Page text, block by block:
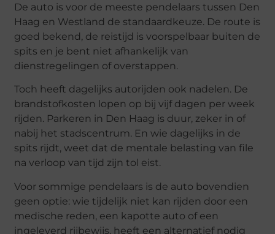
De auto is voor de meeste pendelaars tussen Den
Haag en Westland de standaardkeuze. De route is
goed bekend, de reistijd is voorspelbaar buiten de
spits en je bent niet afhankelijk van
dienstregelingen of overstappen.
Toch heeft dagelijks autorijden ook nadelen. De
brandstofkosten lopen op bij vijf dagen per week
rijden. Parkeren in Den Haag is duur, zeker in of
nabij het stadscentrum. En wie dagelijks in de
spits rijdt, weet dat de mentale belasting van file
na verloop van tijd zijn tol eist.
Voor sommige pendelaars is de auto bovendien
geen optie: wie tijdelijk niet kan rijden door een
medische reden, een kapotte auto of een
ingeleverd rijbewijs, heeft een alternatief nodig